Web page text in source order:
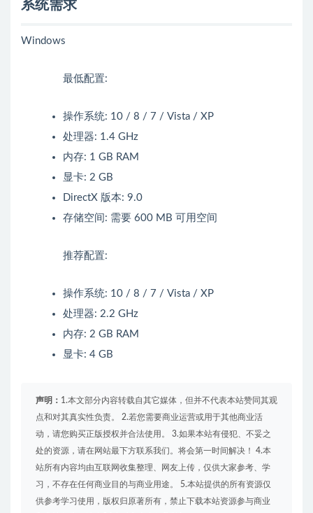
系统需求
Windows
最低配置:
操作系统: 10 / 8 / 7 / Vista / XP
处理器: 1.4 GHz
内存: 1 GB RAM
显卡: 2 GB
DirectX 版本: 9.0
存储空间: 需要 600 MB 可用空间
推荐配置:
操作系统: 10 / 8 / 7 / Vista / XP
处理器: 2.2 GHz
内存: 2 GB RAM
显卡: 4 GB
声明： 1.本文部分内容转载自其它媒体，但并不代表本站赞同其观
点和对其真实性负责。 2.若您需要商业运营或用于其他商业活
动，请您购买正版授权并合法使用。 3.如果本站有侵犯、不妥之
处的资源，请在网站最下方联系我们。将会第一时间解决！ 4.本
站所有内容均由互联网收集整理、网友上传，仅供大家参考、学
习，不存在任何商业目的与商业用途。 5.本站提供的所有资源仅
供参考学习使用，版权归原著所有，禁止下载本站资源参与商业